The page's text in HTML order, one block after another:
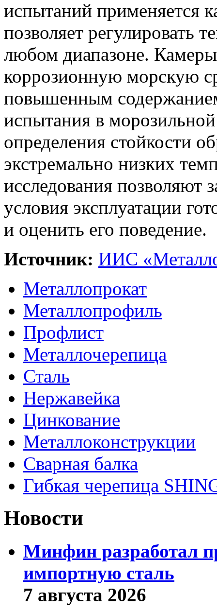
испытаний применяется
позволяет регулировать
любом диапазоне.
коррозионную морскую
повышенным
испытания в
определения стойкости
экстремально низких
исследования позволяют
условия эксплуатации
и оценить его поведение.
Источник: ИИС
Металлопрокат
Металлопрофиль
Профлист
Металлочерепица
Сталь
Нержавейка
Цинкование
Металлоконструкции
Сварная балка
Гибкая черепица
Новости
Минфин разработал
импортную сталь
7 августа 2026